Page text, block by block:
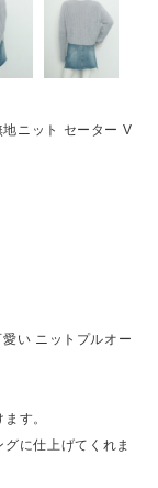
ニット セーター V
い ニットプルオー
す。
に仕上げてくれま